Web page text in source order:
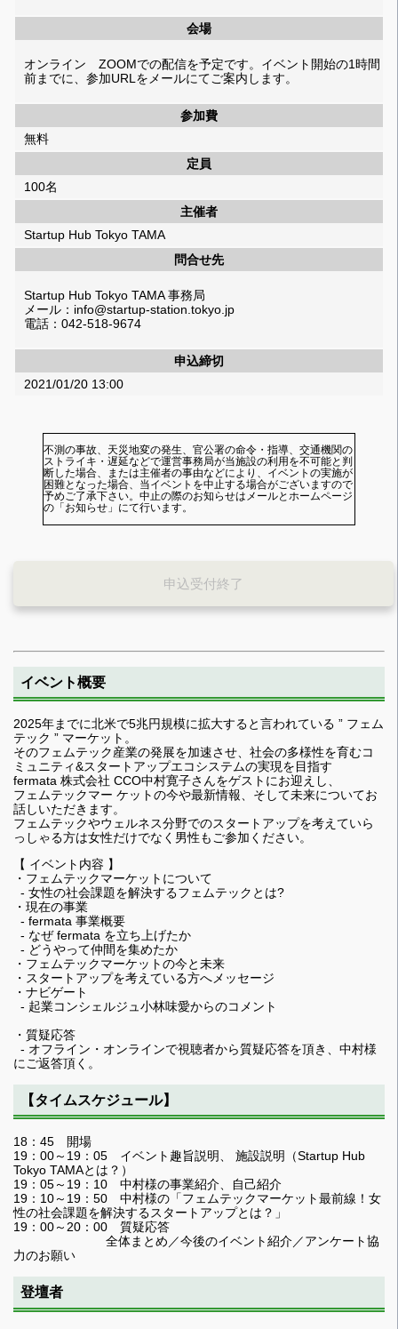
会場
オンライン ZOOMでの配信を予定です。イベント開始の1時間
前までに、参加URLをメールにてご案内します。
参加費
無料
定員
100名
主催者
Startup Hub Tokyo TAMA
問合せ先
Startup Hub Tokyo TAMA 事務局
メール：info@startup-station.tokyo.jp
電話：042-518-9674
申込締切
2021/01/20 13:00
不測の事故、天災地変の発生、官公署の命令・指導、交通機関の
ストライキ・遅延などで運営事務局が当施設の利用を不可能と判
断した場合、または主催者の事由などにより、イベントの実施が
困難となった場合、当イベントを中止する場合がございますので
予めご了承下さい。中止の際のお知らせはメールとホームページ
の「お知らせ」にて行います。
申込受付終了
イベント概要
2025年までに北米で5兆円規模に拡大すると言われている ” フェム
テック ” マーケット。
そのフェムテック産業の発展を加速させ、社会の多様性を育むコ
ミュニティ&スタートアップエコシステムの実現を目指す
fermata 株式会社 CCO中村寛子さんをゲストにお迎えし、
フェムテックマー ケットの今や最新情報、そして未来についてお
話しいただきます。
フェムテックやウェルネス分野でのスタートアップを考えていら
っしゃる方は女性だけでなく男性もご参加ください。
【 イベント内容 】
・フェムテックマーケットについて
- 女性の社会課題を解決するフェムテックとは?
・現在の事業
- fermata 事業概要
- なぜ fermata を立ち上げたか
- どうやって仲間を集めたか
・フェムテックマーケットの今と未来
・スタートアップを考えている方へメッセージ
・ナビゲート
- 起業コンシェルジュ小林味愛からのコメント
・質疑応答
- オフライン・オンラインで視聴者から質疑応答を頂き、中村様
にご返答頂く。
【タイムスケジュール】
18：45 開場
19：00～19：05 イベント趣旨説明、 施設説明（Startup Hub
Tokyo TAMAとは？）
19：05～19：10 中村様の事業紹介、自己紹介
19：10～19：50 中村様の「フェムテックマーケット最前線！女
性の社会課題を解決するスタートアップとは？」
19：00～20：00 質疑応答
全体まとめ／今後のイベント紹介／アンケート協
力のお願い
登壇者